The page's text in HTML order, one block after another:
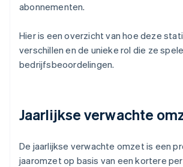
abonnementen.
Hier is een overzicht van hoe deze
verschillen en de unieke rol die ze
bedrijfsbeoordelingen.
Jaarlijkse verwachte
De jaarlijkse verwachte omzet is een
jaaromzet op basis van een kortere